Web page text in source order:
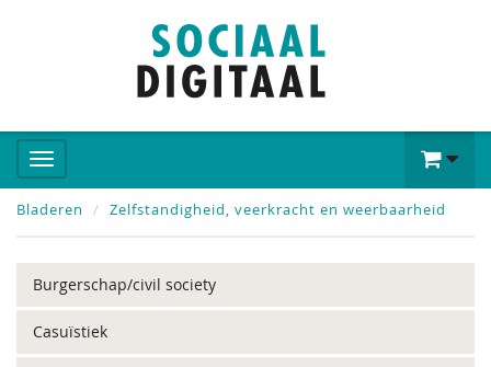
Bladeren Zelfstandigheid, veerkracht en weerbaarheid
Burgerschap/civil society
Casuïstiek